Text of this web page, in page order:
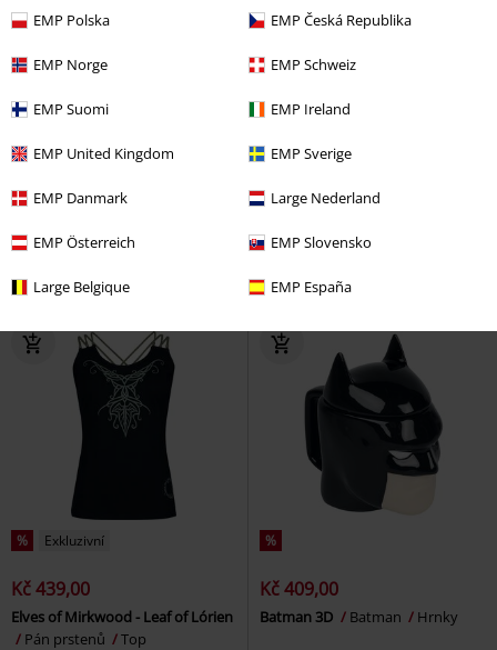
EMP Polska EMP Česká Republika
EMP Norge EMP Schweiz
EMP Suomi EMP Ireland
EMP United Kingdom EMP Sverige
EMP Danmark Large Nederland
EMP Österreich EMP Slovensko
Large Belgique EMP España
%
Kč 439,00
Marvel Character
%
Kč 439,00
Monkey D. Luffy - Cosplay
% Exkluzivní
Kč 439,00
Elves of Mirkwood - Leaf of Lórien
Pán prstenů
Top
%
Kč 409,00
Batman 3D Batman Hrnky